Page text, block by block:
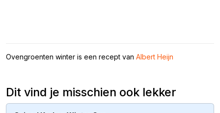
Ovengroenten winter is een recept van Albert Heijn
Dit vind je misschien ook lekker